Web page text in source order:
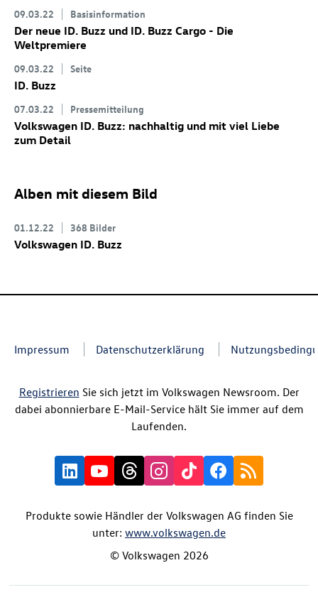
09.03.22 Basisinformation
Der neue ID. Buzz und ID. Buzz Cargo - Die
Weltpremiere
09.03.22 Seite
ID. Buzz
07.03.22 Pressemitteilung
Volkswagen ID. Buzz: nachhaltig und mit viel Liebe
zum Detail
Alben mit diesem Bild
01.12.22 368 Bilder
Volkswagen ID. Buzz
Impressum Datenschutzerklärung
Registrieren Sie sich jetzt im Volkswagen Newsroom. Der
dabei abonnierbare E-Mail-Service hält Sie immer auf dem
Laufenden.
Produkte sowie Händler der Volkswagen AG finden Sie
unter: www.volkswagen.de
© Volkswagen 2026